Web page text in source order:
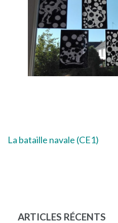
Navigation
La bataille navale (CE1)
ARTICLES RÉCENTS